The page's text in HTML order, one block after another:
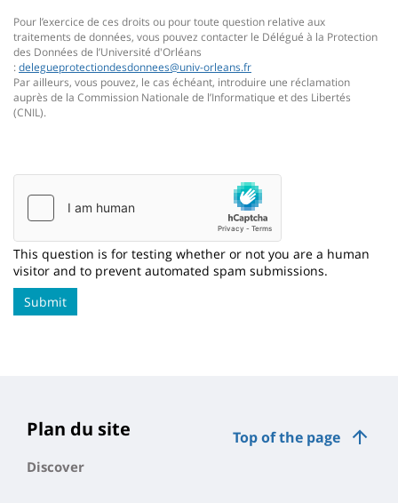
Pour l’exercice de ces droits ou pour toute question relative aux
traitements de données, vous pouvez contacter le Délégué à la Protection
des Données de l’Université d'Orléans
:delegueprotectiondesdonnees@univ-orleans.fr
Par ailleurs, vous pouvez, le cas échéant, introduire une réclamation
auprès de la Commission Nationale de l’Informatique et des Libertés
(CNIL).
This question is for testing whether or not you are a human
visitor and to prevent automated spam submissions.
Submit
Top of the page
Plan du site
Discover